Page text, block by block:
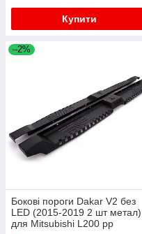
Купити
–2%
Бокові пороги Dakar V2 без
LED (2015-2019 2 шт метал)
для Mitsubishi L200 рр